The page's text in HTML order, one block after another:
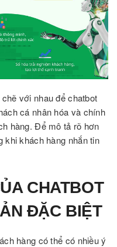
với nhau để chatbot
cá nhân hóa và chính
hàng. Để mô tả rõ hơn
khi khách hàng nhắn tin
CHATBOT
ĐẶC BIỆT
hàng có thể có nhiều ý